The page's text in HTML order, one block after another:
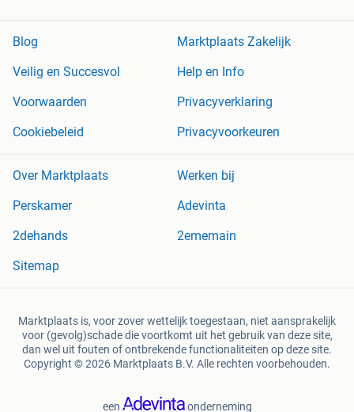
Blog
Marktplaats Zakelijk
Veilig en Succesvol
Help en Info
Voorwaarden
Privacyverklaring
Cookiebeleid
Privacyvoorkeuren
Over Marktplaats
Werken bij
Perskamer
Adevinta
2dehands
2ememain
Sitemap
Marktplaats is, voor zover wettelijk toegestaan, niet aansprakelijk
voor (gevolg)schade die voortkomt uit het gebruik van deze site,
dan wel uit fouten of ontbrekende functionaliteiten op deze site.
Copyright © 2026 Marktplaats B.V. Alle rechten voorbehouden.
een onderneming